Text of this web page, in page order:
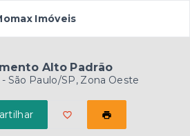
Imóveis
Alto Padrão
- São Paulo/SP, Zona Oeste